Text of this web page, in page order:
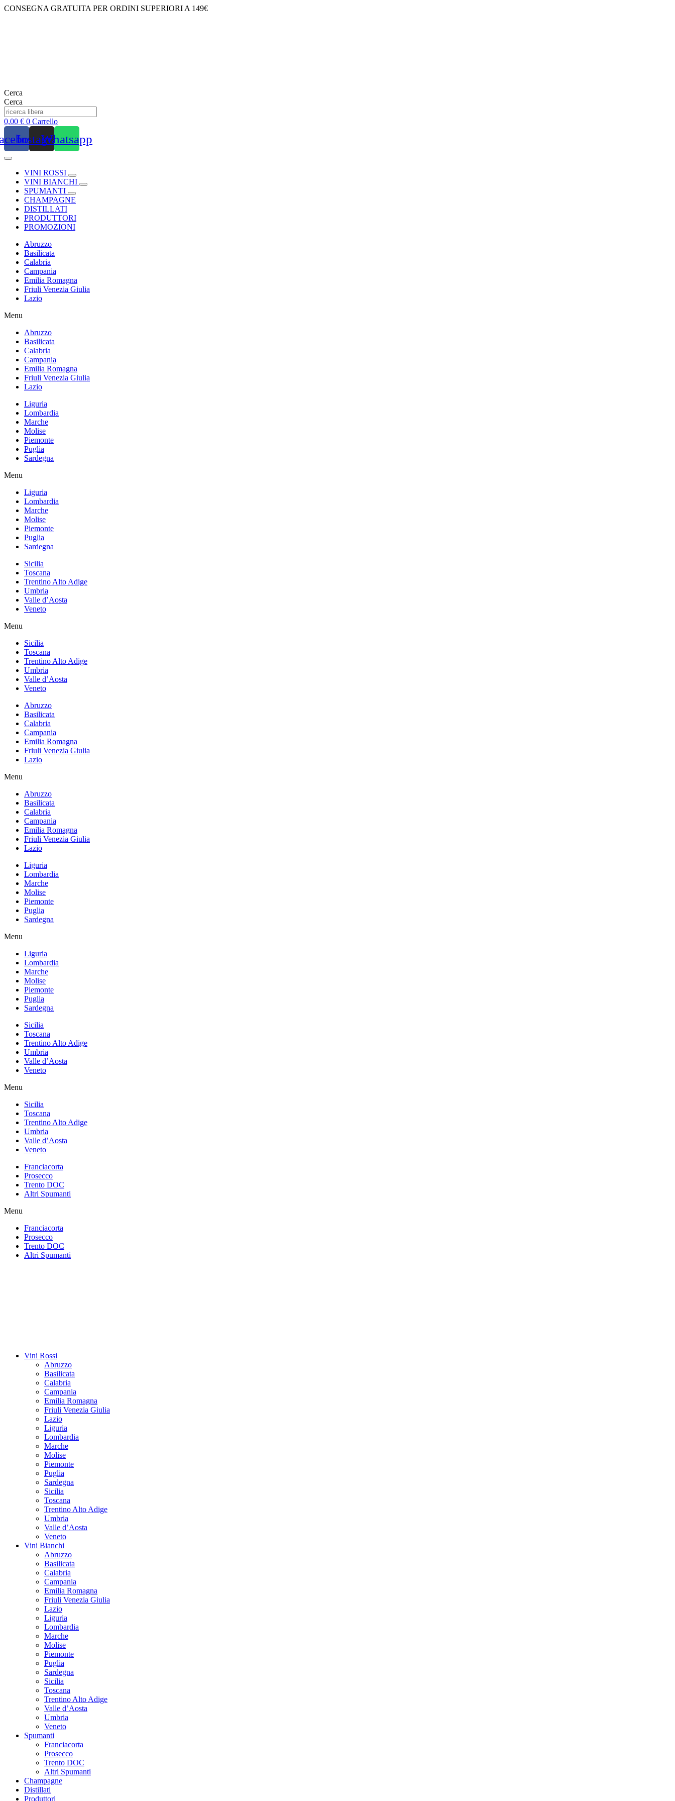
Vai
CONSEGNA GRATUITA PER ORDINI SUPERIORI A 149€
Cerca
Cerca
0,00 € 0 Carrello
InstagramWhatsapp
VINI ROSSI
VINI BIANCHI
SPUMANTI
CHAMPAGNE
DISTILLATI
PRODUTTORI
PROMOZIONI
Abruzzo
Basilicata
Calabria
Campania
Emilia Romagna
Friuli Venezia Giulia
Lazio
Menu
Abruzzo
Basilicata
Calabria
Campania
Emilia Romagna
Friuli Venezia Giulia
Lazio
Liguria
Lombardia
Marche
Molise
Piemonte
Puglia
Sardegna
Menu
Liguria
Lombardia
Marche
Molise
Piemonte
Puglia
Sardegna
Sicilia
Toscana
Trentino Alto Adige
Umbria
Valle d’Aosta
Veneto
Menu
Sicilia
Toscana
Trentino Alto Adige
Umbria
Valle d’Aosta
Veneto
Abruzzo
Basilicata
Calabria
Campania
Emilia Romagna
Friuli Venezia Giulia
Lazio
Menu
Abruzzo
Basilicata
Calabria
Campania
Emilia Romagna
Friuli Venezia Giulia
Lazio
Liguria
Lombardia
Marche
Molise
Piemonte
Puglia
Sardegna
Menu
Liguria
Lombardia
Marche
Molise
Piemonte
Puglia
Sardegna
Sicilia
Toscana
Trentino Alto Adige
Umbria
Valle d’Aosta
Veneto
Menu
Sicilia
Toscana
Trentino Alto Adige
Umbria
Valle d’Aosta
Veneto
Franciacorta
Prosecco
Trento DOC
Altri Spumanti
Menu
Franciacorta
Prosecco
Trento DOC
Altri Spumanti
Vini Rossi
Abruzzo
Basilicata
Calabria
Campania
Emilia Romagna
Friuli Venezia Giulia
Lazio
Liguria
Lombardia
Marche
Molise
Piemonte
Puglia
Sardegna
Sicilia
Toscana
Trentino Alto Adige
Umbria
Valle d’Aosta
Veneto
Vini Bianchi
Abruzzo
Basilicata
Calabria
Campania
Emilia Romagna
Friuli Venezia Giulia
Lazio
Liguria
Lombardia
Marche
Molise
Piemonte
Puglia
Sardegna
Sicilia
Toscana
Trentino Alto Adige
Valle d’Aosta
Umbria
Veneto
Spumanti
Franciacorta
Prosecco
Trento DOC
Altri Spumanti
Champagne
Distillati
Produttori